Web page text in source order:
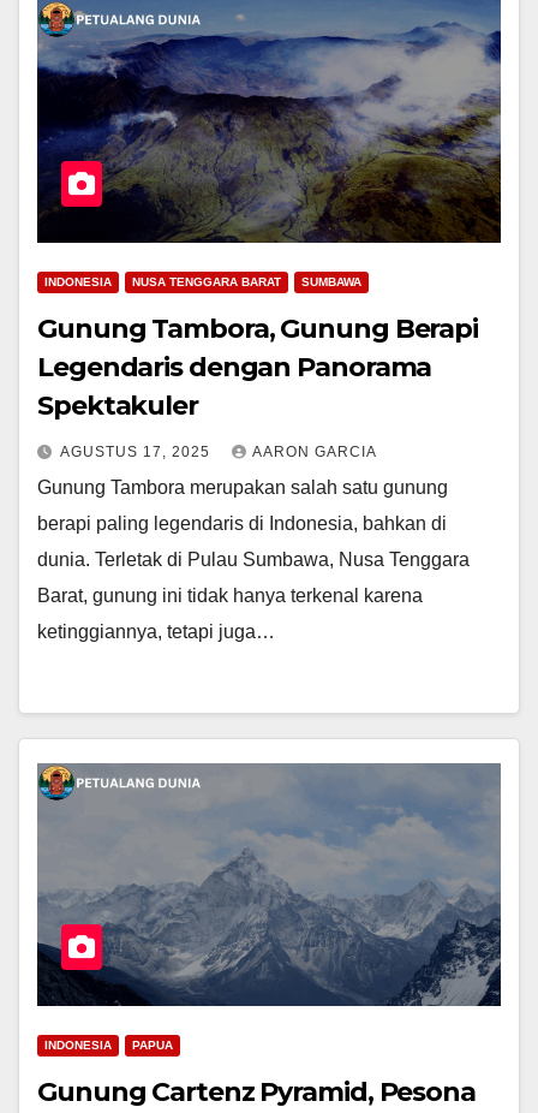
INDONESIA NUSA TENGGARA BARAT SUMBAWA
Gunung Tambora, Gunung Berapi
Legendaris dengan Panorama
Spektakuler
AGUSTUS 17, 2025 AARON GARCIA
Gunung Tambora merupakan salah satu gunung
berapi paling legendaris di Indonesia, bahkan di
dunia. Terletak di Pulau Sumbawa, Nusa Tenggara
Barat, gunung ini tidak hanya terkenal karena
ketinggiannya, tetapi juga…
INDONESIA PAPUA
Gunung Cartenz Pyramid, Pesona